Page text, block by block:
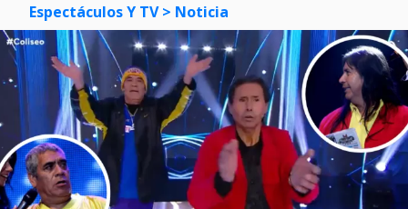
Espectáculos Y TV > Noticia